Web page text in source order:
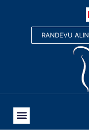
RANDEVU ALIN